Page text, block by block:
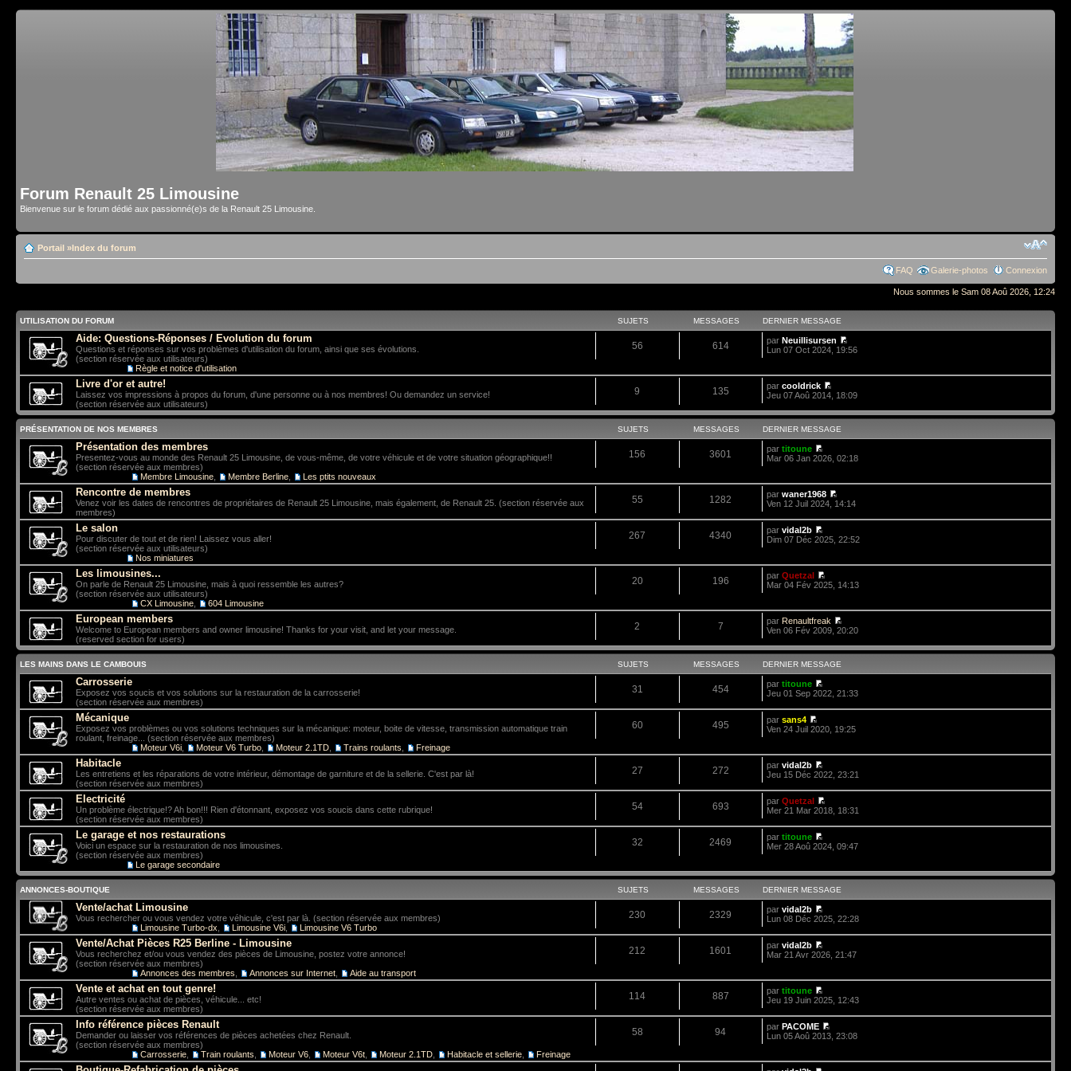
Forum Renault 25 Limousine
Bienvenue sur le forum dédié aux passionné(e)s de la Renault 25 Limousine.
Portail »Index du forum
FAQ Galerie-photos Connexion
Nous sommes le Sam 08 Aoû 2026, 12:24
UTILISATION DU FORUM SUJETS MESSAGES DERNIER MESSAGE
Aide: Questions-Réponses / Evolution du forum
Questions et réponses sur vos problèmes d'utilisation du forum, ainsi que ses évolutions.
(section réservée aux utilisateurs)
Règle et notice d'utilisation
56 614 parNeuillisursen
Lun 07 Oct 2024, 19:56
Livre d'or et autre!
Laissez vos impressions à propos du forum, d'une personne ou à nos membres! Ou demandez un service!
(section réservée aux utilisateurs)
9 135 parcooldrick
Jeu 07 Aoû 2014, 18:09
PRÉSENTATION DE NOS MEMBRES SUJETS MESSAGES DERNIER MESSAGE
Présentation des membres
Presentez-vous au monde des Renault 25 Limousine, de vous-même, de votre véhicule et de votre situation géographique!!
(section réservée aux membres)
Membre Limousine Membre Berline Les ptits nouveaux
156 3601 partitoune
Mar 06 Jan 2026, 02:18
Rencontre de membres
Venez voir les dates de rencontres de propriétaires de Renault 25 Limousine, mais également, de Renault 25. (section réservée aux
membres)
55 1282 parwaner1968
Ven 12 Juil 2024, 14:14
Le salon
Pour discuter de tout et de rien! Laissez vous aller!
(section réservée aux utilisateurs)
Nos miniatures
267 4340 parvidal2b
Dim 07 Déc 2025, 22:52
Les limousines...
On parle de Renault 25 Limousine, mais à quoi ressemble les autres?
(section réservée aux utilisateurs)
CX Limousine 604 Limousine
20 196 parQuetzal
Mar 04 Fév 2025, 14:13
European members
Welcome to European members and owner limousine! Thanks for your visit, and let your message.
(reserved section for users)
2 7 parRenaultfreak
Ven 06 Fév 2009, 20:20
LES MAINS DANS LE CAMBOUIS SUJETS MESSAGES DERNIER MESSAGE
Carrosserie
Exposez vos soucis et vos solutions sur la restauration de la carrosserie!
(section réservée aux membres)
31 454 partitoune
Jeu 01 Sep 2022, 21:33
Mécanique
Exposez vos problèmes ou vos solutions techniques sur la mécanique: moteur, boite de vitesse, transmission automatique train
roulant, freinage... (section réservée aux membres)
Moteur V6i Moteur V6 Turbo Moteur 2.1TD Trains roulants Freinage
60 495 parsans4
Ven 24 Juil 2020, 19:25
Habitacle
Les entretiens et les réparations de votre intérieur, démontage de garniture et de la sellerie. C'est par là!
(section réservée aux membres)
27 272 parvidal2b
Jeu 15 Déc 2022, 23:21
Electricité
Un problème électrique!? Ah bon!!! Rien d'étonnant, exposez vos soucis dans cette rubrique!
(section réservée aux membres)
54 693 parQuetzal
Mer 21 Mar 2018, 18:31
Le garage et nos restaurations
Voici un espace sur la restauration de nos limousines.
(section réservée aux membres)
Le garage secondaire
32 2469 partitoune
Mer 28 Aoû 2024, 09:47
ANNONCES-BOUTIQUE SUJETS MESSAGES DERNIER MESSAGE
Vente/achat Limousine
Vous rechercher ou vous vendez votre véhicule, c'est par là. (section réservée aux membres)
Limousine Turbo-dx Limousine V6i Limousine V6 Turbo
230 2329 parvidal2b
Lun 08 Déc 2025, 22:28
Vente/Achat Pièces R25 Berline - Limousine
Vous recherchez et/ou vous vendez des pièces de Limousine, postez votre annonce!
(section réservée aux membres)
Annonces des membres Annonces sur Internet Aide au transport
212 1601 parvidal2b
Mar 21 Avr 2026, 21:47
Vente et achat en tout genre!
Autre ventes ou achat de pièces, véhicule... etc!
(section réservée aux membres)
114 887 partitoune
Jeu 19 Juin 2025, 12:43
Info référence pièces Renault
Demander ou laisser vos références de pièces achetées chez Renault.
(section réservée aux membres)
Carrosserie Train roulants Moteur V6 Moteur V6t Moteur 2.1TD Habitacle et sellerie Freinage
58 94 parPACOME
Lun 05 Aoû 2013, 23:08